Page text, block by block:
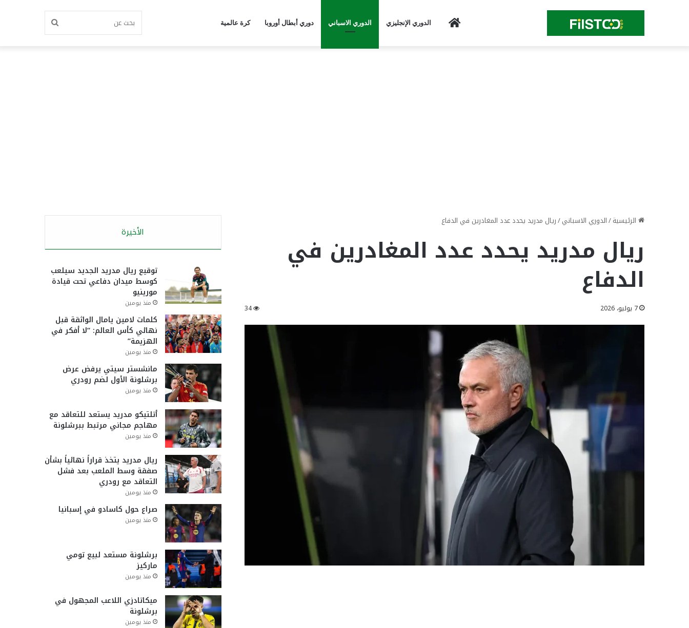
Home الدوري الإنجليزي الدوري الاسباني دوري أبطال أوروبا كرة عالمية بحث
الرئيسية/الدوري الاسباني/ريال مدريد يحدد عدد المغادرين في الدفاع
ريال مدريد يحدد عدد المغادرين في
الدفاع
7 يوليو، 2026 34
الأخيرة
توقيع ريال مدريد الجديد سيلعب
كوسط ميدان دفاعي تحت قيادة
مورينيو
منذ يومين
كلمات لامين يامال الواثقة قبل
نهائي كأس العالم: “لا أفكر في
الهزيمة”
منذ يومين
مانشستر سيتي يرفض عرض
برشلونة الأول لضم رودري
منذ يومين
أتلتيكو مدريد يستعد للتعاقد مع
مهاجم مجاني مرتبط ببرشلونة
منذ يومين
ريال مدريد يتخذ قراراً نهائياً بشأن
صفقة وسط الملعب بعد فشل
التعاقد مع رودري
منذ يومين
صراع حول كاسادو في إسبانيا
منذ يومين
برشلونة مستعد لبيع تومي
ماركيز
منذ يومين
ميكاتادزي اللاعب المجهول في
برشلونة
منذ يومين